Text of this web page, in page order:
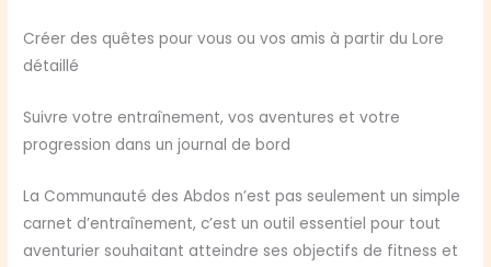
Créer des quêtes pour vous ou vos amis à partir du Lore
détaillé
Suivre votre entraînement, vos aventures et votre
progression dans un journal de bord
La Communauté des Abdos n’est pas seulement un simple
carnet d’entraînement, c’est un outil essentiel pour tout
aventurier souhaitant atteindre ses objectifs de fitness et